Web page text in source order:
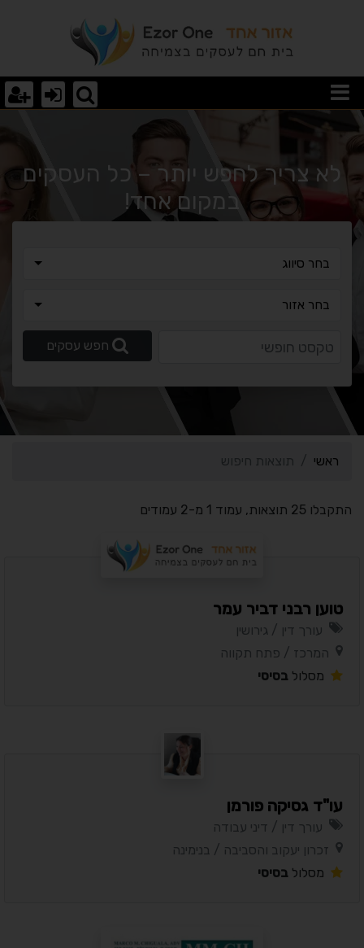
תוצאות חיפוש
לא צריך לחפש יותר – כל העסקים
במקום אחד!
בחר סיווג
בחר אזור
חפש עסקים
ראשי תוצאות חיפוש
התקבלו 25 תוצאות, עמוד 1 מ-2 עמודים
טוען רבני דביר עמר
עורך דין / גירושין
המרכז / פתח תקווה
מסלול בסיסי
עו"ד גסיקה פורמן
עורך דין / דיני עבודה
זכרון יעקוב והסביבה / בנימינה
מסלול בסיסי